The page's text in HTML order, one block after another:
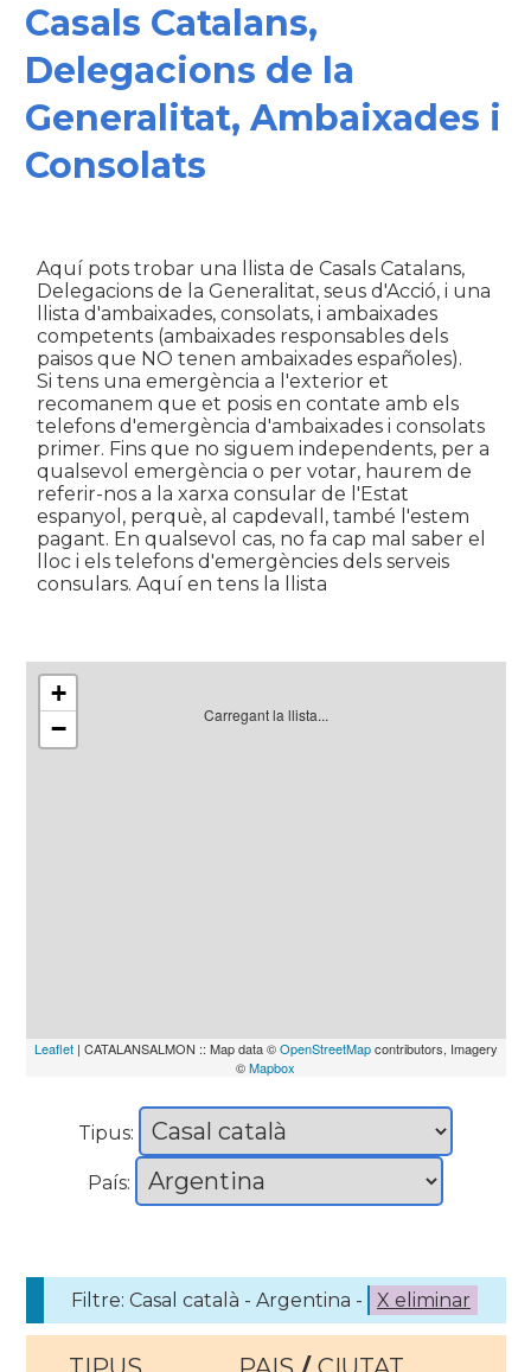
Casals Catalans,
Delegacions de la
Generalitat, Ambaixades i
Consolats
Aquí pots trobar una llista de Casals Catalans,
Delegacions de la Generalitat, seus d'Acció, i una
llista d'ambaixades, consolats, i ambaixades
competents (ambaixades responsables dels
paisos que NO tenen ambaixades españoles).
Si tens una emergència a l'exterior et
recomanem que et posis en contate amb els
telefons d'emergència d'ambaixades i consolats
primer. Fins que no siguem independents, per a
qualsevol emergència o per votar, haurem de
referir-nos a la xarxa consular de l'Estat
espanyol, perquè, al capdevall, també l'estem
pagant. En qualsevol cas, no fa cap mal saber el
lloc i els telefons d'emergències dels serveis
consulars. Aquí en tens la llista
Carregant la llista...
+
−
Leaflet| CATALANSALMON :: Map data ©OpenStreetMapcontributors, Imagery
©Mapbox
Tipus:
País:
Filtre: Casal català - Argentina - X eliminar